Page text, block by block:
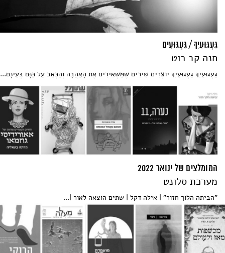
גַּעְגּוּעַיִךְ / גַּעְגּוּעִים
חנה קב רוט
גַּעְגּוּעַיִךְ גַּעְגּוּעַיִךְ יוֹצְרִים שִׁירִים שֶׁמַּשְׁאִירִים אֶת הָאַהֲבָה וְהַכְּאֵב עַל כַּנָּם בְּעֵינָם...
המומלצים של ינואר 2022
מערכת סלונט
"הביתה הלוך חזור" | אילה דקל | שתים הוצאה לאור |...